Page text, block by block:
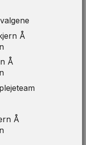
Å
Å
Å